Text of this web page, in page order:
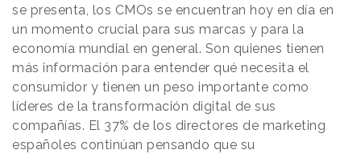
se presenta, los CMOs se encuentran hoy en día en
un momento crucial para sus marcas y para la
economía mundial en general. Son quienes tienen
más información para entender qué necesita el
consumidor y tienen un peso importante como
líderes de la transformación digital de sus
compañías. El 37% de los directores de marketing
españoles continúan pensando que su